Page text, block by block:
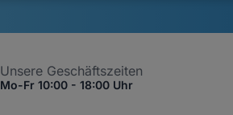
Unsere Geschäftszeiten
Mo-Fr 10:00 - 18:00 Uhr